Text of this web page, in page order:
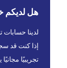
هل لديكم
لدينا حسابات
إذا كنت قد
تجريبيًا